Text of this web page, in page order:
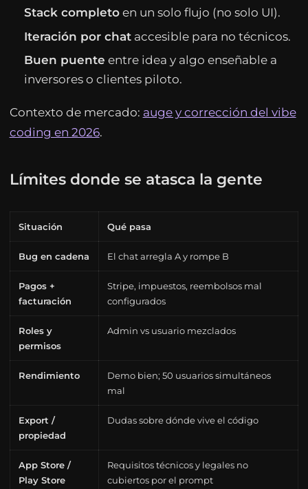
Stack completo en un solo flujo (no solo UI).
Iteración por chat accesible para no técnicos.
Buen puente entre idea y algo enseñable a
inversores o clientes piloto.
Contexto de mercado: auge y corrección del vibe
coding en 2026.
Límites donde se atasca la gente
Situación Qué pasa
Bug en cadena El chat arregla A y rompe B
Pagos +
facturación
Stripe, impuestos, reembolsos mal
configurados
Roles y
permisos
Admin vs usuario mezclados
Rendimiento
Demo bien; 50 usuarios simultáneos
mal
Export /
propiedad
Dudas sobre dónde vive el código
App Store /
Play Store
Requisitos técnicos y legales no
cubiertos por el prompt